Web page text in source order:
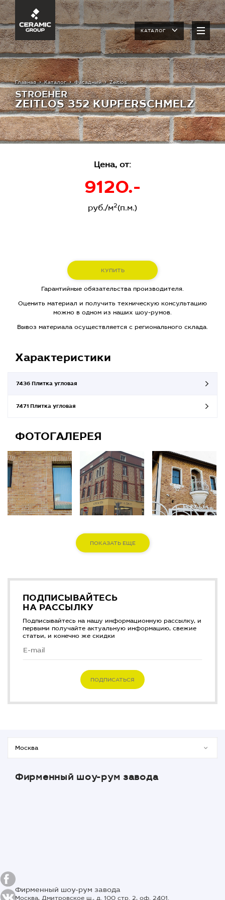
КАТАЛОГ
Главная Каталог Фасадный Zeitlos
STROEHER
ZEITLOS 352 KUPFERSCHMELZ
Цена, от:
9120.-
руб./м2(п.м.)
КУПИТЬ
Гарантийные обязательства производителя.
Оценить материал и получить техническую консультацию
можно в одном из наших шоу-румов.
Вывоз материала осуществляется с регионального склада.
Характеристики
7436 Плитка угловая
7471 Плитка угловая
ФОТОГАЛЕРЕЯ
ПОКАЗАТЬ ЕЩЕ
ПОДПИСЫВАЙТЕСЬ
НА РАССЫЛКУ
Подписывайтесь на нашу информационную рассылку, и
первыми получайте актуальную информацию, свежие
статьи, и конечно же скидки
ПОДПИСАТЬСЯ
Фирменный шоу-рум завода
Фирменный шоу-рум завода
Москва, Дмитровское ш., д. 100 стр. 2, оф. 2401.